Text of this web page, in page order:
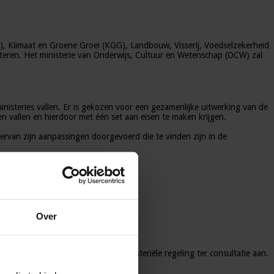
Over
en Groene Groei (KGG), Landbouw, Visserij, Voedselzekerheid
Het ministerie van Onderwijs, Cultuur en Wetenschap (OCW) zal
vallen. Er is gekozen voor een gezamenlijke uitwerking van de
en hierdoor met één set aan eisen te maken krijgen.
zijn aanpassingen doorgevoerd die te vinden zijn in de
daardoor wel van elkaar.
van KGG bieden nu hun ministeriële regeling ter consultatie aan.